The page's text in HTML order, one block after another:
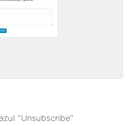
"Unsubscribe"